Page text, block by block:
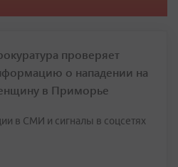
проверяет
о нападении на
в Приморье
в СМИ и сигналы в соцсетях